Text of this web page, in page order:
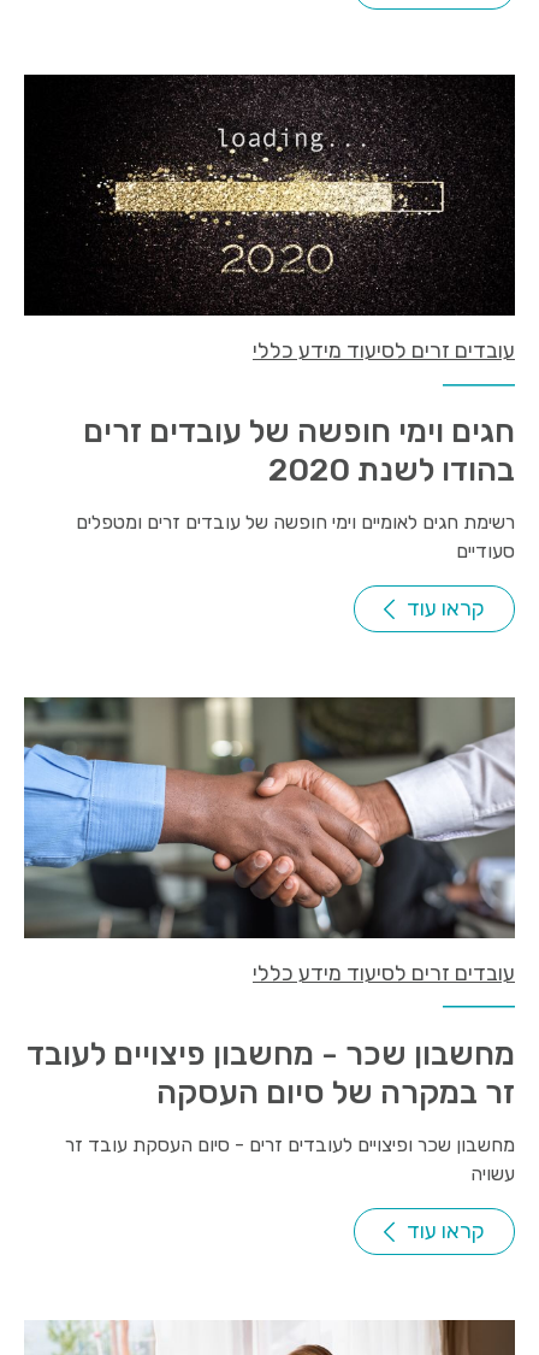
עובדים זרים לסיעוד מידע כללי
חגים וימי חופשה של עובדים זרים
בהודו לשנת 2020
רשימת חגים לאומיים וימי חופשה של עובדים זרים ומטפלים
סעודיים
קראו עוד
עובדים זרים לסיעוד מידע כללי
מחשבון שכר - מחשבון פיצויים לעובד
זר במקרה של סיום העסקה
מחשבון שכר ופיצויים לעובדים זרים - סיום העסקת עובד זר
עשויה
קראו עוד